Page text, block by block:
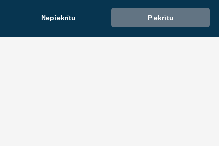
Nepiekrītu Piekrītu